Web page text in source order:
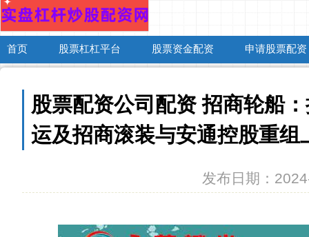
首页 股票杠杠平台 股票资金配资 申请股票配资
股票配资公司配资 招商轮船
运及招商滚装与安通控股重组
发布日期：